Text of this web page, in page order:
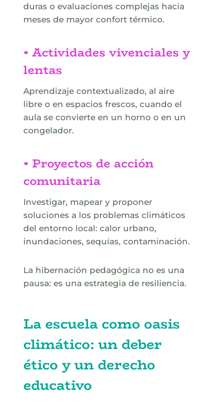
duras o evaluaciones complejas hacia
meses de mayor confort térmico.
• Actividades vivenciales y
lentas
Aprendizaje contextualizado, al aire
libre o en espacios frescos, cuando el
aula se convierte en un horno o en un
congelador.
• Proyectos de acción
comunitaria
Investigar, mapear y proponer
soluciones a los problemas climáticos
del entorno local: calor urbano,
inundaciones, sequías, contaminación.
La hibernación pedagógica no es una
pausa: es una estrategia de resiliencia.
La escuela como oasis
climático: un deber
ético y un derecho
educativo